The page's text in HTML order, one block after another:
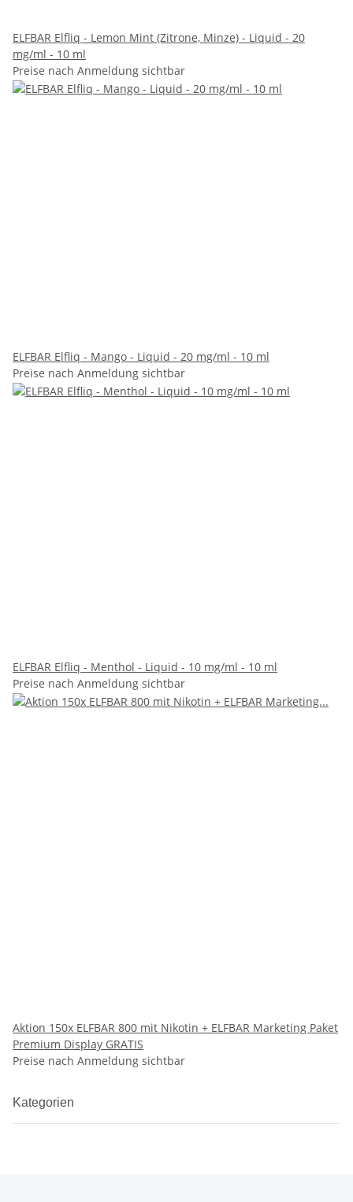
ELFBAR Elfliq - Lemon Mint (Zitrone, Minze) - Liquid - 20
mg/ml - 10 ml
Preise nach Anmeldung sichtbar
ELFBAR Elfliq - Mango - Liquid - 20 mg/ml - 10 ml
Preise nach Anmeldung sichtbar
ELFBAR Elfliq - Menthol - Liquid - 10 mg/ml - 10 ml
Preise nach Anmeldung sichtbar
Aktion 150x ELFBAR 800 mit Nikotin + ELFBAR Marketing Paket
Premium Display GRATIS
Preise nach Anmeldung sichtbar
Kategorien